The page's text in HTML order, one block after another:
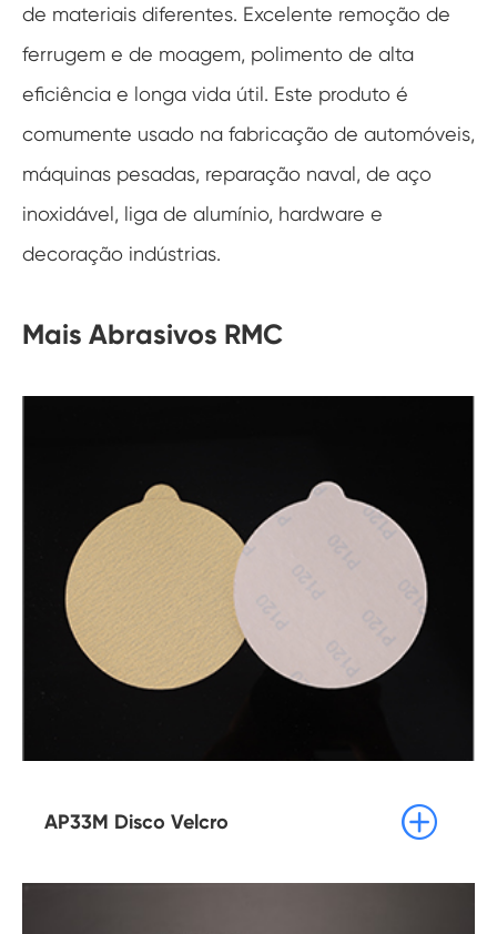
de materiais diferentes. Excelente remoção de
ferrugem e de moagem, polimento de alta
eficiência e longa vida útil. Este produto é
comumente usado na fabricação de automóveis,
máquinas pesadas, reparação naval, de aço
inoxidável, liga de alumínio, hardware e
decoração indústrias.
Mais Abrasivos RMC
AP33M Disco Velcro 